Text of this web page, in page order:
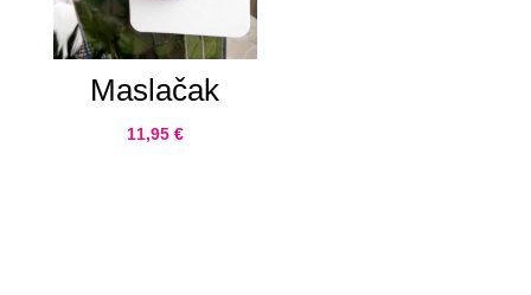
Maslačak
11,95 €